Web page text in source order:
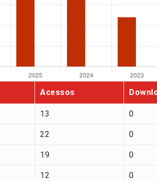
fonte
Acessos
13 0
22 0
19 0
12 0